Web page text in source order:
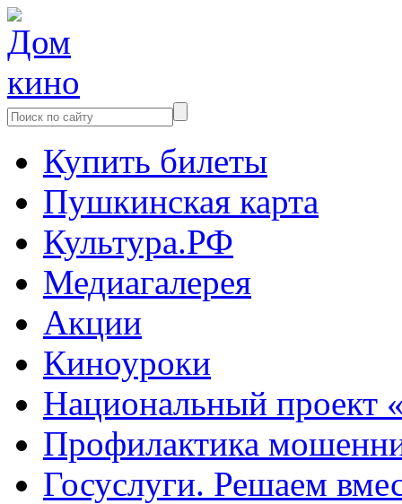
Купить билеты
Пушкинская карта
Культура.РФ
Медиагалерея
Акции
Киноуроки
Национальный проект
Профилактика
Госуслуги. Решаем